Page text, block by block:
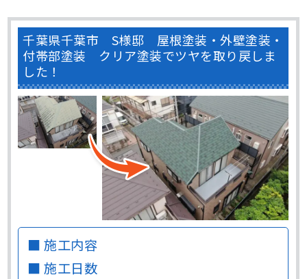
千葉県千葉市 S様邸 屋根塗装・外壁塗装・
付帯部塗装 クリア塗装でツヤを取り戻しま
した！
■ 施工内容
■ 施工日数